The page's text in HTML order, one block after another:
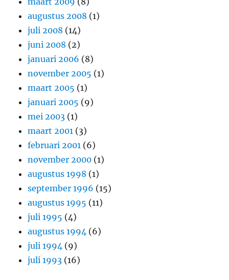
augustus 2008 (1)
juli 2008 (14)
juni 2008 (2)
januari 2006 (8)
november 2005 (1)
maart 2005 (1)
januari 2005 (9)
mei 2003 (1)
maart 2001 (3)
februari 2001 (6)
november 2000 (1)
augustus 1998 (1)
september 1996 (15)
augustus 1995 (11)
juli 1995 (4)
augustus 1994 (6)
juli 1994 (9)
juli 1993 (16)